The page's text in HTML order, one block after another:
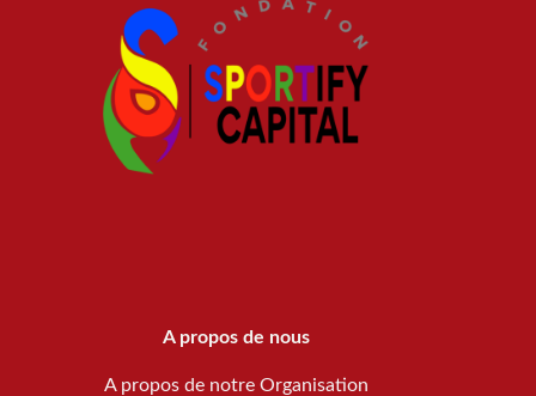
A propos de nous
A propos de notre Organisation